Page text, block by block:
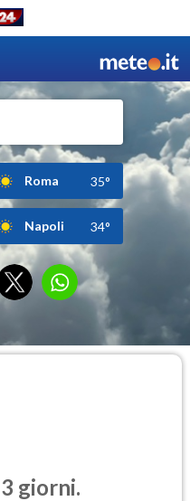
Roma 35°
Napoli 34°
giorni.